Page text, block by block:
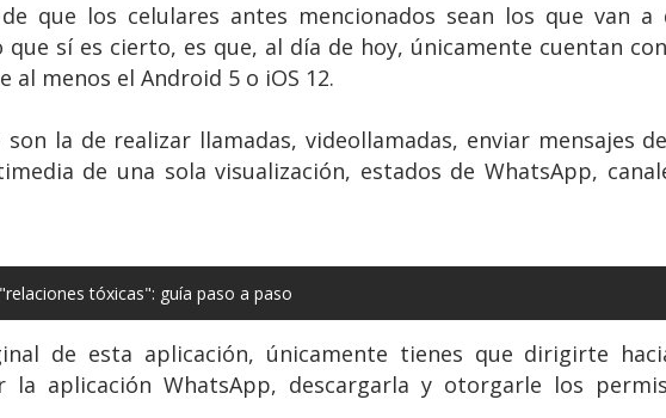
que los celulares antes mencionados sean los que van
sí es cierto, es que, al día de hoy, únicamente cuentan
menos el Android 5 o iOS 12.
la de realizar llamadas, videollamadas, enviar mensajes
de una sola visualización, estados de WhatsApp,
tóxicas": guía paso a paso
de esta aplicación, únicamente tienes que dirigirte
aplicación WhatsApp, descargarla y otorgarle los